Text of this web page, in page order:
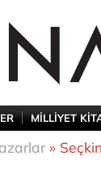
MİLLİYET
»